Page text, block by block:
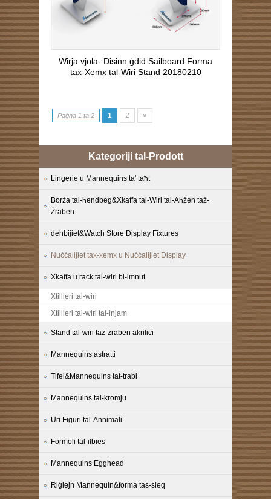
Wirja vjola- Disinn ġdid Sailboard Forma
tax-Xemx tal-Wiri Stand 20180210
Paġna 1 ta 2 1 2 »
Kategoriji tal-Prodott
Lingerie u Mannequins ta' taħt
Borża tal-ħendbeg&Xkaffa tal-Wiri tal-Aħżen taż-
Żraben
dehbijiet&Watch Store Display Fixtures
Nuċċalijiet tax-xemx u Nuċċalijiet Display
Xkaffa u rack tal-wiri bl-imnut
Xtillieri tal-wiri
Xtillieri tal-wiri tal-injam
Stand tal-wiri taż-żraben akriliċi
Mannequins astratti
Tifel&Mannequins tat-trabi
Mannequins tal-kromju
Uri Figuri tal-Annimali
Formoli tal-ilbies
Mannequins Egghead
Riġlejn Mannequin&forma tas-sieq